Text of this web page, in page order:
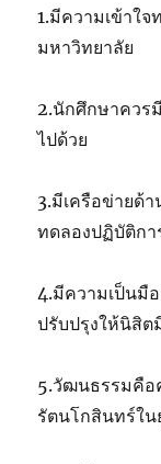
1.มีความเข้าใ
มหาวิทยาลัย
2.นักศึกษาควร
ไปด้วย
3.มีเครือข่ายด้
ทดลองปฏิบัติกา
4.มีความเป็นมื
ปรับปรุงให้นิสิต
5.วัฒนธรรมคือ
รัตนโกสินทร์ใ